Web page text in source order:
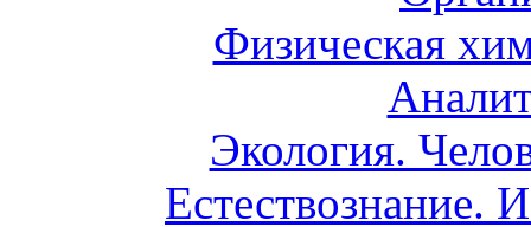
Физическая
Экология.
Естествознание.